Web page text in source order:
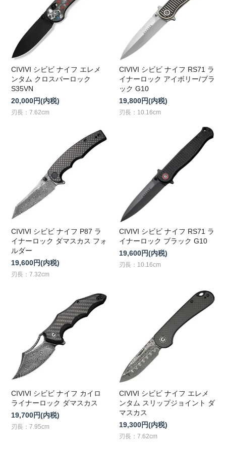
CIVIVI シビビ ナイフ エレメ
ンタム クロスバーロック
S35VN
20,000円(内税)
刃長：7.62cm
CIVIVI シビビ ナイフ RS71 ラ
イナーロック アイボリー/ブラ
ック G10
19,800円(内税)
刃長：10.16cm
CIVIVI シビビ ナイフ P87 ラ
イナーロック ダマスカス フォ
ルダー
19,600円(内税)
刃長：7.32cm
CIVIVI シビビ ナイフ RS71 ラ
イナーロック ブラック G10
19,600円(内税)
刃長：10.16cm
CIVIVI シビビ ナイフ カイロ
ライナーロック ダマスカス
19,700円(内税)
刃長：7.95cm
CIVIVI シビビ ナイフ エレメ
ンタム スリップジョイント ダ
マスカス
19,300円(内税)
刃長：7.62cm